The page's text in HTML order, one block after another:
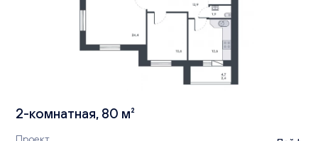
2-комнатная, 80 м²
Проект